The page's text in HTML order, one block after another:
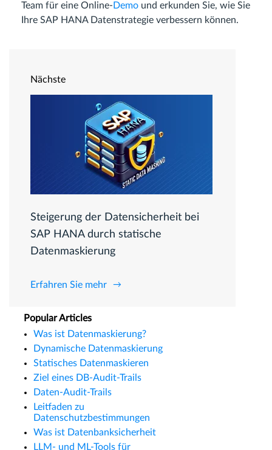
Team für eine Online- Demo und erkunden Sie, wie Sie
Ihre SAP HANA Datenstrategie verbessern können.
Nächste
Steigerung der Datensicherheit bei
SAP HANA durch statische
Datenmaskierung
Erfahren Sie mehr
Popular Articles
Was ist Datenmaskierung?
Dynamische Datenmaskierung
Statisches Datenmaskieren
Ziel eines DB-Audit-Trails
Daten-Audit-Trails
Leitfaden zu
Datenschutzbestimmungen
Was ist Datenbanksicherheit
LLM- und ML-Tools für